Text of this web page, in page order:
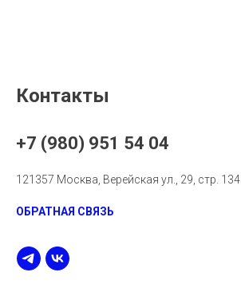
Контакты
+7 (980) 951 54 04
121357 Москва, Верейская ул., 29, стр. 134
ОБРАТНАЯ СВЯЗЬ